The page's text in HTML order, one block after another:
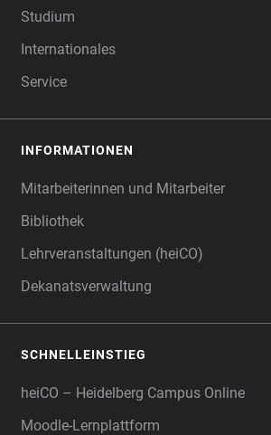
Studium
Internationales
Service
INFORMATIONEN
Mitarbeiterinnen und Mitarbeiter
Bibliothek
Lehrveranstaltungen (heiCO)
Dekanatsverwaltung
SCHNELLEINSTIEG
heiCO – Heidelberg Campus Online
Moodle-Lernplattform